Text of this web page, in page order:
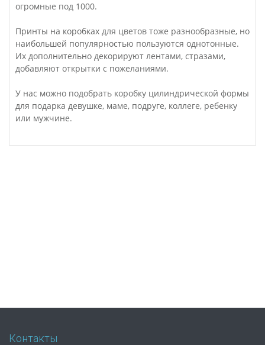
огромные под 1000.
Принты на коробках для цветов тоже разнообразные, но
наибольшей популярностью пользуются однотонные.
Их дополнительно декорируют лентами, стразами,
добавляют открытки с пожеланиями.
У нас можно подобрать коробку цилиндрической формы
для подарка девушке, маме, подруге, коллеге, ребенку
или мужчине.
Контакты